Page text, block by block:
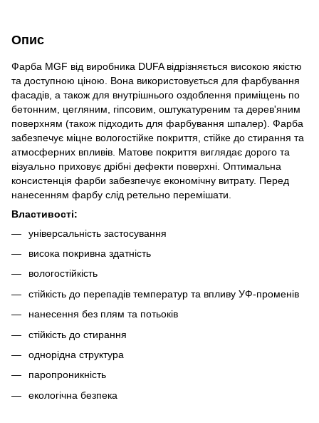
Опис
Фарба MGF від виробника DUFA відрізняється високою якістю
та доступною ціною. Вона використовується для фарбування
фасадів, а також для внутрішнього оздоблення приміщень по
бетонним, цегляним, гіпсовим, оштукатуреним та дерев'яним
поверхням (також підходить для фарбування шпалер). Фарба
забезпечує міцне вологостійке покриття, стійке до стирання та
атмосферних впливів. Матове покриття виглядає дорого та
візуально приховує дрібні дефекти поверхні. Оптимальна
консистенція фарби забезпечує економічну витрату. Перед
нанесенням фарбу слід ретельно перемішати.
Властивості:
універсальність застосування
висока покривна здатність
вологостійкість
стійкість до перепадів температур та впливу УФ-променів
нанесення без плям та потьоків
стійкість до стирання
однорідна структура
паропроникність
екологічна безпека